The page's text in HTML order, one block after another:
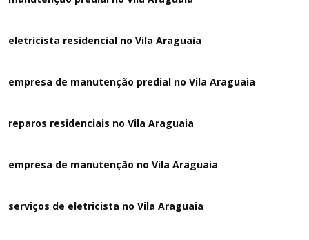
eletricista residencial no Vila Araguaia
empresa de manutenção predial no Vila Araguaia
reparos residenciais no Vila Araguaia
empresa de manutenção no Vila Araguaia
serviços de eletricista no Vila Araguaia